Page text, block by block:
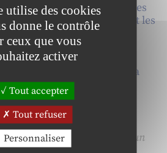
est
des
Comment identifier les
nombreux impacts et les
enjeux stratégiques
diversifiés que
représentent les TIC
dans le domaine de la
GRH ?
Les Technologies de
l’Information et de la
Communication sont un
utilise des cookies
donne le contrôle
ceux que vous
activer
Tout accepter
Tout refuser
Personnaliser